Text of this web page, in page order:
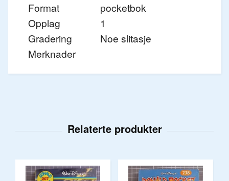
Format
pocketbok
Opplag
1
Gradering
Noe slitasje
Merknader